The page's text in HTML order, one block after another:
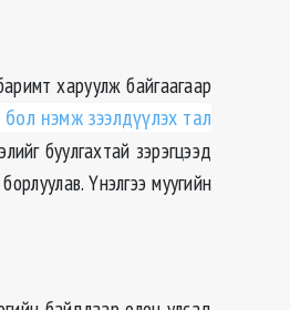
харуулж байгаагаар
нэмж зээлдүүлэх тал
буулгахтай зэрэгцээд
Үнэлгээ муугийн